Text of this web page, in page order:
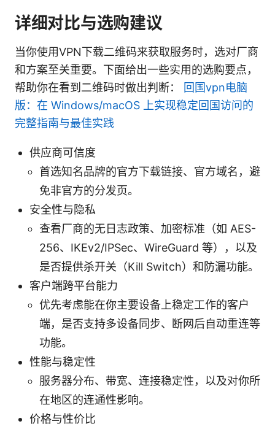
详细对比与选购建议
当你使用VPN下载二维码来获取服务时，选对厂商
和方案至关重要。下面给出一些实用的选购要点，
帮助你在看到二维码时做出判断： 回国vpn电脑
版：在 Windows/macOS 上实现稳定回国访问的
完整指南与最佳实践
供应商可信度
首选知名品牌的官方下载链接、官方域名，避
免非官方的分发页。
安全性与隐私
查看厂商的无日志政策、加密标准（如 AES-
256、IKEv2/IPSec、WireGuard 等），以及
是否提供杀开关（Kill Switch）和防漏功能。
客户端跨平台能力
优先考虑能在你主要设备上稳定工作的客户
端，是否支持多设备同步、断网后自动重连等
功能。
性能与稳定性
服务器分布、带宽、连接稳定性，以及对你所
在地区的连通性影响。
价格与性价比